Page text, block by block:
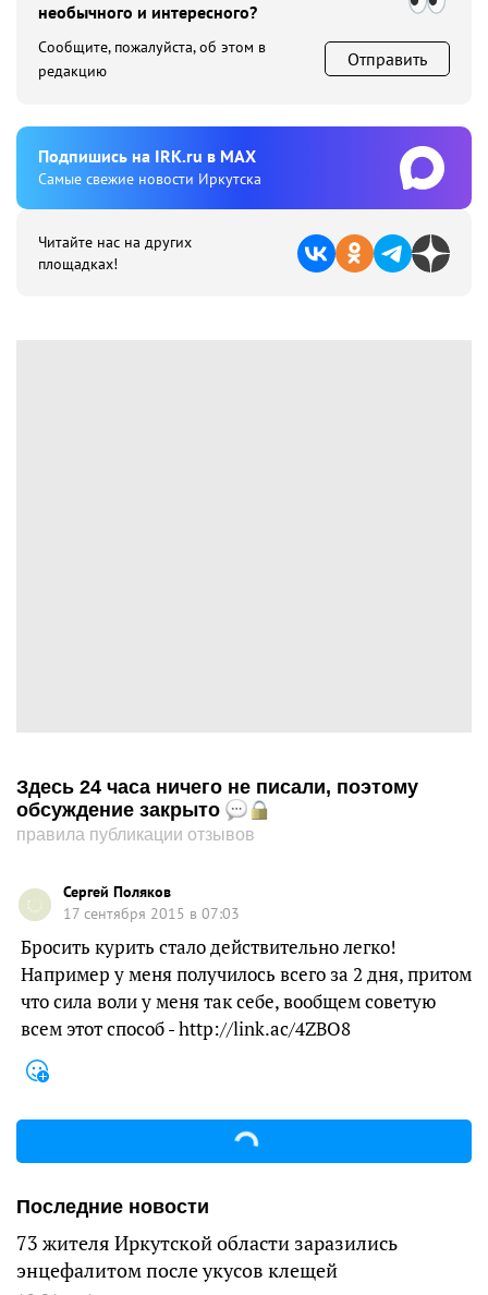
необычного и интересного?
Сообщите, пожалуйста, об этом в
редакцию
Отправить
Подпишиcь на IRK.ru в MAX
Cамые свежие новости Иркутска
Читайте нас на других
площадках!
Здесь 24 часа ничего не писали, поэтому
обсуждение закрыто
правила публикации отзывов
Сергей Поляков
17 сентября 2015 в 07:03
Бросить курить стало действительно легко!
Например у меня получилось всего за 2 дня, притом
что сила воли у меня так себе, вообщем советую
всем этот способ - http://link.ac/4ZBO8
Последние новости
73 жителя Иркутской области заразились
энцефалитом после укусов клещей